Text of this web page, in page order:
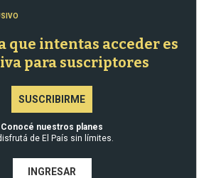
que intentas acceder es
para suscriptores
SUSCRIBIRME
Conocé nuestros planes
de El País sin límites.
INGRESAR